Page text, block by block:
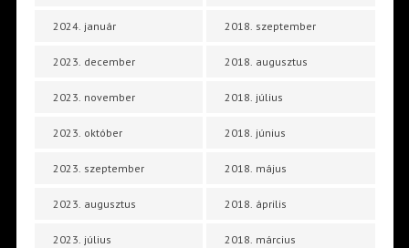
2024. január
2023. december
2023. november
2023. október
2023. szeptember
2023. augusztus
2023. július
2018. szeptember
2018. augusztus
2018. július
2018. június
2018. május
2018. április
2018. március